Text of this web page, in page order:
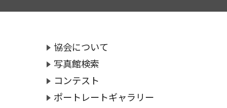
協会について
写真館検索
コンテスト
ポートレートギャラリー